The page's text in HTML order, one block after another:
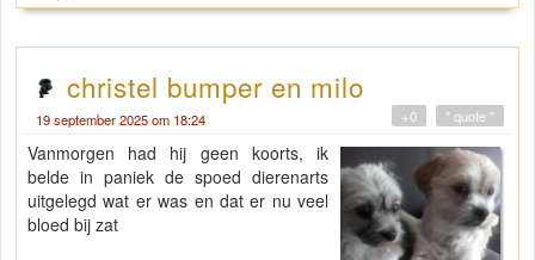
christel bumper en milo
19 september 2025 om 18:24 " quote "
+0
Vanmorgen had hij geen koorts, ik
belde in paniek de spoed dierenarts
uitgelegd wat er was en dat er nu veel
bloed bij zat